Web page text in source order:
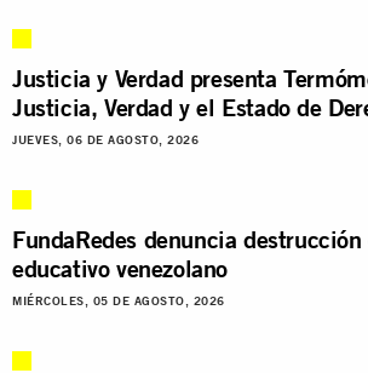
Justicia y Verdad presenta
Justicia, Verdad y el Estado de
JUEVES, 06 DE AGOSTO, 2026
FundaRedes denuncia
educativo venezolano
MIÉRCOLES, 05 DE AGOSTO, 2026